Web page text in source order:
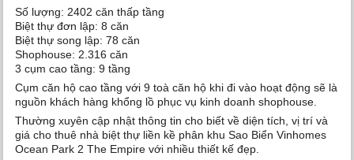
Số lượng: 2402 căn thấp tầng
Biệt thự đơn lập: 8 căn
Biệt thự song lập: 78 căn
Shophouse: 2.316 căn
3 cụm cao tầng: 9 tầng
Cụm căn hộ cao tầng với 9 toà căn hộ khi đi vào hoạt động sẽ là
nguồn khách hàng khổng lồ phục vụ kinh doanh shophouse.
Thường xuyên cập nhật thông tin cho biết về diện tích, vị trí và
giá cho thuê nhà biệt thự liền kề phân khu Sao Biển Vinhomes
Ocean Park 2 The Empire với nhiều thiết kế đẹp.